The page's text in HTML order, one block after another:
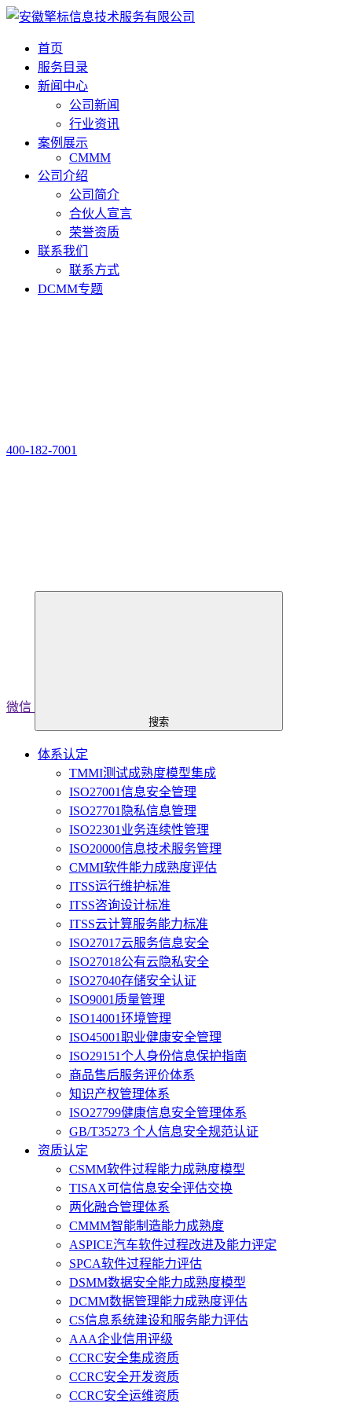
首页
服务目录
新闻中心
公司新闻
行业资讯
案例展示
CMMM
公司介绍
公司简介
合伙人宣言
荣誉资质
联系我们
联系方式
DCMM专题
400-182-7001
微信
搜索
体系认定
TMMI测试成熟度模型集成
ISO27001信息安全管理
ISO27701隐私信息管理
ISO22301业务连续性管理
ISO20000信息技术服务管理
CMMI软件能力成熟度评估
ITSS运行维护标准
ITSS咨询设计标准
ITSS云计算服务能力标准
ISO27017云服务信息安全
ISO27018公有云隐私安全
ISO27040存储安全认证
ISO9001质量管理
ISO14001环境管理
ISO45001职业健康安全管理
ISO29151个人身份信息保护指南
商品售后服务评价体系
知识产权管理体系
ISO27799健康信息安全管理体系
GB/T35273 个人信息安全规范认证
资质认定
CSMM软件过程能力成熟度模型
TISAX可信信息安全评估交换
两化融合管理体系
CMMM智能制造能力成熟度
ASPICE汽车软件过程改进及能力评定
SPCA软件过程能力评估
DSMM数据安全能力成熟度模型
DCMM数据管理能力成熟度评估
CS信息系统建设和服务能力评估
AAA企业信用评级
CCRC安全集成资质
CCRC安全开发资质
CCRC安全运维资质